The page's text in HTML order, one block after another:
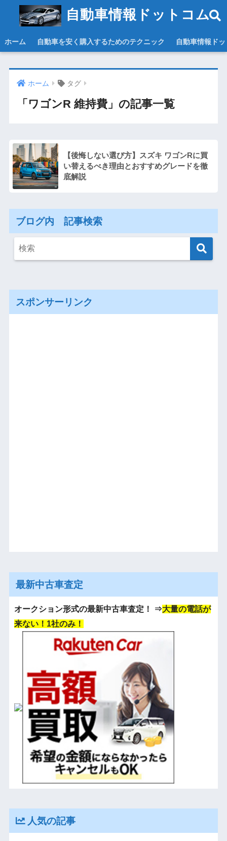
自動車情報ドットコム
ホーム 自動車を安く購入するためのテクニック 自動車情報ド
ホーム タグ
「ワゴンR 維持費」の記事一覧
【後悔しない選び方】スズキ ワゴンRに買
い替えるべき理由とおすすめグレードを徹
底解説
ブログ内 記事検索
スポンサーリンク
最新中古車査定
オークション形式の最新中古車査定！ ⇒大量の電話が
来ない！1社のみ！
人気の記事